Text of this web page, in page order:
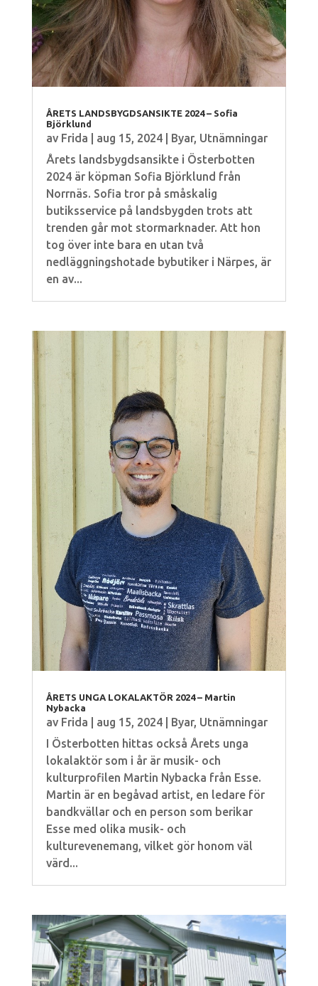
ÅRETS LANDSBYGDSANSIKTE 2024 – Sofia
Björklund
av Frida aug 15, 2024| Byar, Utnämningar
Årets landsbygdsansikte i Österbotten
2024 är köpman Sofia Björklund från
Norrnäs. Sofia tror på småskalig
butiksservice på landsbygden trots att
trenden går mot stormarknader. Att hon
tog över inte bara en utan två
nedläggningshotade bybutiker i Närpes, är
en av...
ÅRETS UNGA LOKALAKTÖR 2024 – Martin
Nybacka
av Frida aug 15, 2024| Byar, Utnämningar
I Österbotten hittas också Årets unga
lokalaktör som i år är musik- och
kulturprofilen Martin Nybacka från Esse.
Martin är en begåvad artist, en ledare för
bandkvällar och en person som berikar
Esse med olika musik- och
kulturevenemang, vilket gör honom väl
värd...